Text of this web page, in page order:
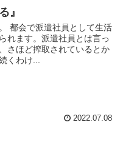
』
都会で派遣社員として生活
れます。派遣社員とは言っ
さほど搾取されているとか
くわけ...
2022.07.08